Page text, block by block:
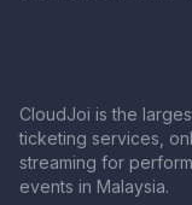
CloudJoi is the
ticketing services,
streaming for
events in Malaysia.